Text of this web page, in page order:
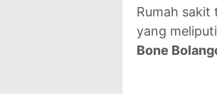
Rumah sakit
yang
Bone